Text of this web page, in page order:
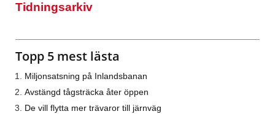
Tidningsarkiv
Topp 5 mest lästa
Miljonsatsning på Inlandsbanan
Avstängd tågsträcka åter öppen
De vill flytta mer trävaror till järnväg